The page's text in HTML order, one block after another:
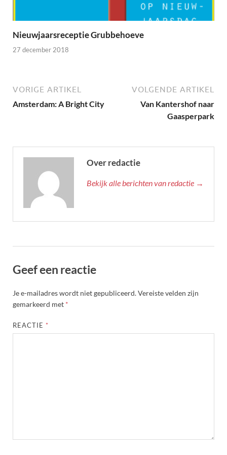
Nieuwjaarsreceptie Grubbehoeve
27 december 2018
VORIGE ARTIKEL
Amsterdam: A Bright City
VOLGENDE ARTIKEL
Van Kantershof naar
Gaasperpark
Over redactie
Bekijk alle berichten van redactie →
Geef een reactie
Je e-mailadres wordt niet gepubliceerd.Vereiste velden zijn
gemarkeerd met *
REACTIE *